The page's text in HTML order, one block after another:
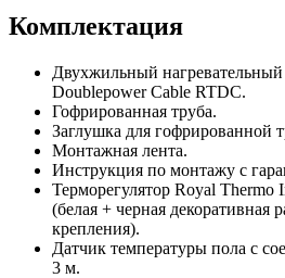
Комплектация
Двухжильный
Doublepower Cable RTDC.
Гофрированная труба.
Заглушка для гофрированной
Монтажная лента.
Инструкция по монтажу с
Терморегулятор Royal Thermo
(белая + черная декоративная
крепления).
Датчик температуры пола с
3 м.